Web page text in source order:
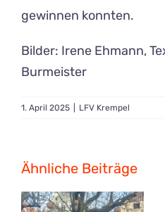
gewinnen konnten.
Bilder: Irene Ehmann,
Burmeister
1. April 2025 LFV Krempel
Ähnliche Beiträge